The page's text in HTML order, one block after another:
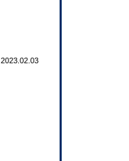
2023.02.03